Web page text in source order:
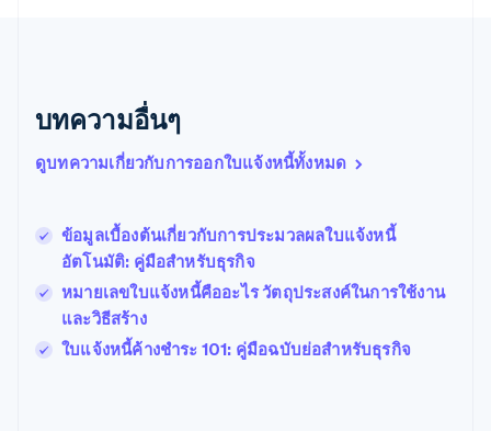
บทความอื่นๆ
ดูบทความเกี่ยวกับการออกใบแจ้งหนี้ทั้งหมด
ข้อมูลเบื้องต้นเกี่ยวกับการประมวลผลใบแจ้งหนี้
อัตโนมัติ: คู่มือสำหรับธุรกิจ
หมายเลขใบแจ้งหนี้คืออะไร วัตถุประสงค์ในการใช้งาน
และวิธีสร้าง
ใบแจ้งหนี้ค้างชำระ 101: คู่มือฉบับย่อสำหรับธุรกิจ
Français
โปรตุเกส
โปแลนด์
FrançaisEnglish
ฟินแลนด์
Svenska
มอลตา
English
มาเลเซีย